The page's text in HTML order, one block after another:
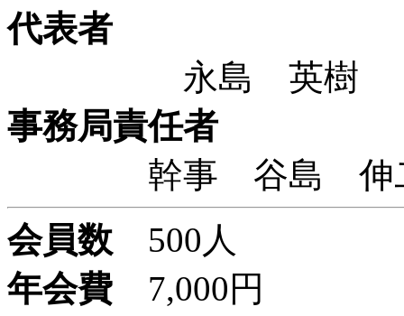
代表者
永島 英
事務局責任者
幹事 谷島
会員数 500人
年会費 7,000円